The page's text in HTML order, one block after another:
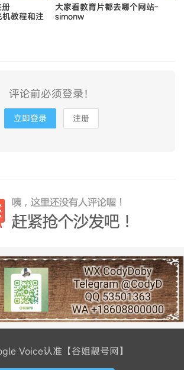
教程和注
大家看教育片都去哪个网站-
simonw
评论前必须登录！
立即登录 注册
Voice认准【谷姐靓号网】